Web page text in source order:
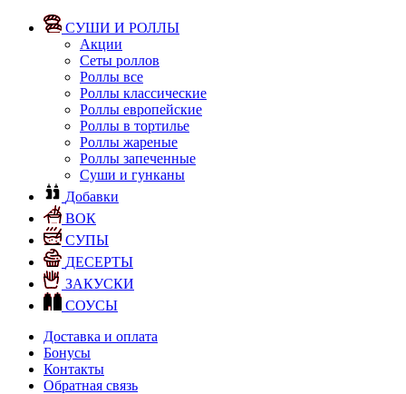
СУШИ И РОЛЛЫ
Акции
Сеты роллов
Роллы все
Роллы классические
Роллы европейские
Роллы в тортилье
Роллы жареные
Роллы запеченные
Суши и гунканы
Добавки
ВОК
СУПЫ
ДЕСЕРТЫ
ЗАКУСКИ
СОУСЫ
Доставка и оплата
Бонусы
Контакты
Обратная связь